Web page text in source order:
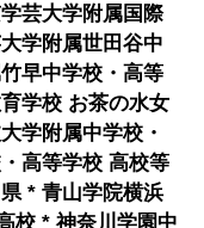
芸大学附属国際
学附属世田谷中
早中学校・高等
学校 お茶の水女
学附属中学校・
高等学校 高校等
* 青山学院横浜
校 * 神奈川学園中